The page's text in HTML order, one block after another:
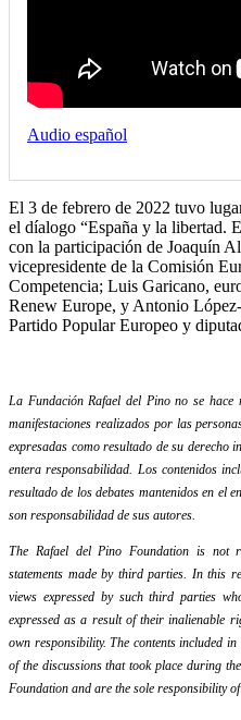
Audio español
El 3 de febrero de 2022 tuvo
el díalogo “España y la libertad.
con la participación de Joaquín
vicepresidente de la Comisión
Competencia; Luis Garicano,
Renew Europe, y Antonio
Partido Popular Europeo y
La Fundación Rafael del Pino no se hace
manifestaciones realizados por las
expresadas como resultado de su derecho
entera responsabilidad. Los contenidos
resultado de los debates mantenidos en el
son responsabilidad de sus autores.
The Rafael del Pino Foundation is not
statements made by third parties. In this
views expressed by such third parties
expressed as a result of their inalienable
own responsibility. The contents included
of the discussions that took place during
Foundation and are the sole responsibility